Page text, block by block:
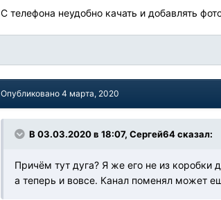
С телефона неудобно качать и добавлять
Опубликовано4 марта, 2020
В 03.03.2020 в 18:07, Сергей64 сказал:
Причём тут дуга? Я же его не из коробки
а теперь и вовсе. Канал поменял может